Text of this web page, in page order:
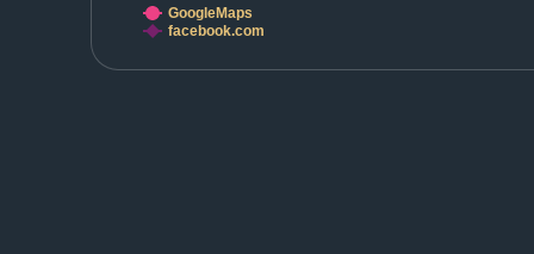
GoogleMaps
facebook.com